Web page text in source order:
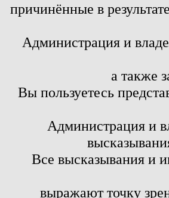
причинённые в
Администрация и
а также
Вы пользуетесь
Администрация и
Все высказывания и
выражают точку